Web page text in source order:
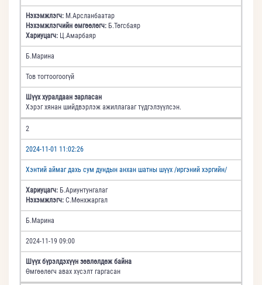
Нэхэмжлэгч: М.Арсланбаатар
Нэхэмжлэгчийн өмгөөлөгч: Б.Төгсбаяр
Хариуцагч: Ц.Амарбаяр
Б.Марина
Тов тогтоогоогүй
Шүүх хуралдаан зарласан
Хэрэг хянан шийдвэрлэж ажиллагааг түдгэлзүүлсэн.
2
2024-11-01 11:02:26
Хэнтий аймаг дахь сум дундын анхан шатны шүүх /иргэний хэргийн/
Хариуцагч: Б.Ариунтунгалаг
Нэхэмжлэгч: С.Мөнхжаргал
Б.Марина
2024-11-19 09:00
Шүүх бүрэлдэхүүн зөвлөлдөж байна
Өмгөөлөгч авах хүсэлт гаргасан